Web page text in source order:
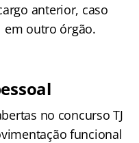
anterior, caso
em outro órgão.
no concurso TJ
funcional